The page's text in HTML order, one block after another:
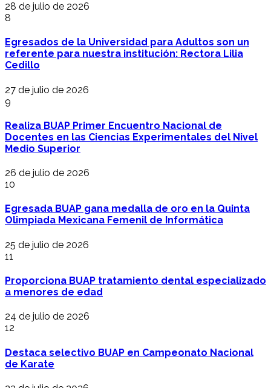
28 de julio de 2026
8
Egresados de la Universidad para Adultos son un
referente para nuestra institución: Rectora Lilia
Cedillo
27 de julio de 2026
9
Realiza BUAP Primer Encuentro Nacional de
Docentes en las Ciencias Experimentales del Nivel
Medio Superior
26 de julio de 2026
10
Egresada BUAP gana medalla de oro en la Quinta
Olimpiada Mexicana Femenil de Informática
25 de julio de 2026
11
Proporciona BUAP tratamiento dental especializado
a menores de edad
24 de julio de 2026
12
Destaca selectivo BUAP en Campeonato Nacional
de Karate